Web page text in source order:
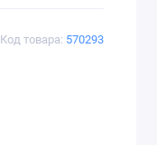
Код товара: 570293